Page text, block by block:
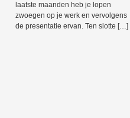
laatste maanden heb je lopen
zwoegen op je werk en vervolgens
de presentatie ervan. Ten slotte […]